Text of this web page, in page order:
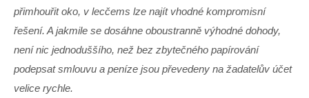
přimhouřit oko, v lecčems lze najít vhodné kompromisní
řešení. A jakmile se dosáhne oboustranně výhodné dohody,
není nic jednoduššího, než bez zbytečného papírování
podepsat smlouvu a peníze jsou převedeny na žadatelův účet
velice rychle.